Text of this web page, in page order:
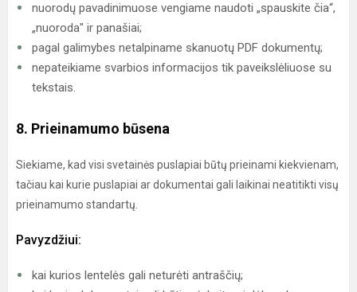
nuorodų pavadinimuose vengiame naudoti „spauskite čia“,
„nuoroda" ir panašiai;
pagal galimybes netalpiname skanuotų PDF dokumentų;
nepateikiame svarbios informacijos tik paveikslėliuose su
tekstais.
8. Prieinamumo būsena
Siekiame, kad visi svetainės puslapiai būtų prieinami kiekvienam,
tačiau kai kurie puslapiai ar dokumentai gali laikinai neatitikti visų
prieinamumo standartų.
Pavyzdžiui:
kai kurios lentelės gali neturėti antraščių;